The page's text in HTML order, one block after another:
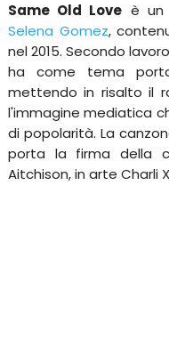
Same Old Love è un
Selena Gomez,
nel 2015. Secondo
ha come tema
mettendo in risalto il
l'immagine mediatica
di popolarità. La
porta la firma della
Aitchison, in arte Charli